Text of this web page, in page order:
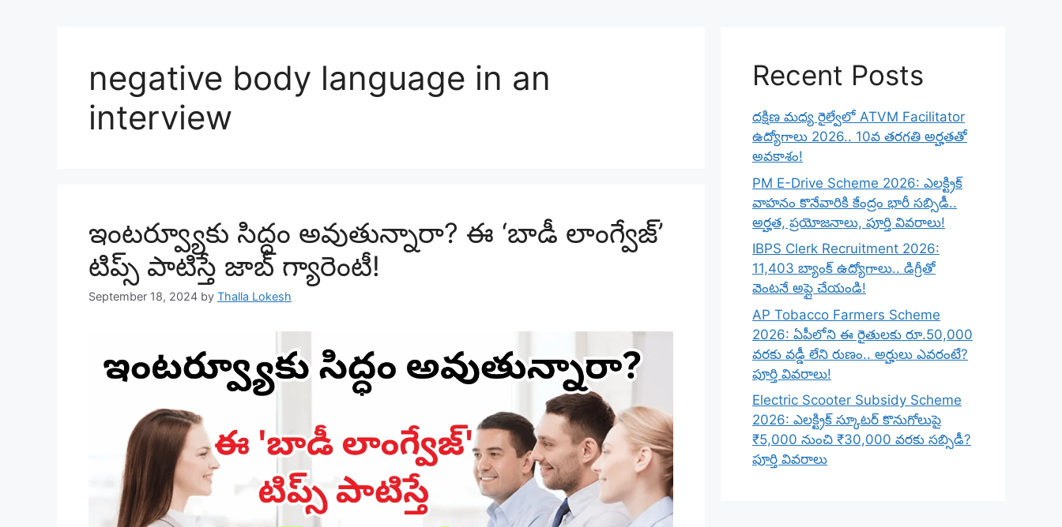
negative body language in an
interview
ఇంటర్వ్యూకు సిద్ధం అవుతున్నారా? ఈ ‘బాడీ లాంగ్వేజ్’
టిప్స్ పాటిస్తే జాబ్ గ్యారెంటీ!
September 18, 2024 by Thalla Lokesh
Recent Posts
దక్షిణ మధ్య రైల్వేలో ATVM Facilitator
ఉద్యోగాలు 2026.. 10వ తరగతి అర్హతతో
అవకాశం!
PM E-Drive Scheme 2026: ఎలక్ట్రిక్
వాహనం కొనేవారికి కేంద్రం భారీ సబ్సిడీ..
అర్హత, ప్రయోజనాలు, పూర్తి వివరాలు!
IBPS Clerk Recruitment 2026:
11,403 బ్యాంక్ ఉద్యోగాలు.. డిగ్రీతో
వెంటనే అప్లై చేయండి!
AP Tobacco Farmers Scheme
2026: ఏపీలోని ఈ రైతులకు రూ.50,000
వరకు వడ్డీ లేని రుణం.. అర్హులు ఎవరంటే?
పూర్తి వివరాలు!
Electric Scooter Subsidy Scheme
2026: ఎలక్ట్రిక్ స్కూటర్ కొనుగోలుపై
₹5,000 నుంచి ₹30,000 వరకు సబ్సిడీ?
పూర్తి వివరాలు